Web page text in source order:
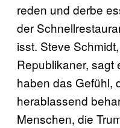
reden und derbe
der
isst. Steve
Republikaner, sagt
haben das Gefühl,
herablassend
Menschen, die